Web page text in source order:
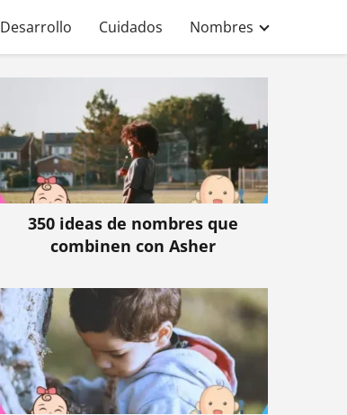
Desarrollo Cuidados Nombres
350 ideas de nombres que
combinen con Asher